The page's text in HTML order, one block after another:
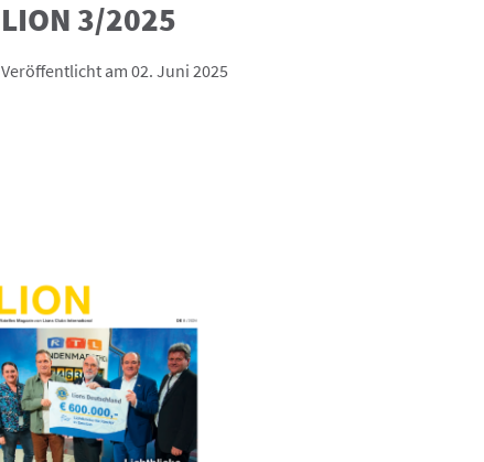
LION 3/2025
Veröffentlicht am 02. Juni 2025